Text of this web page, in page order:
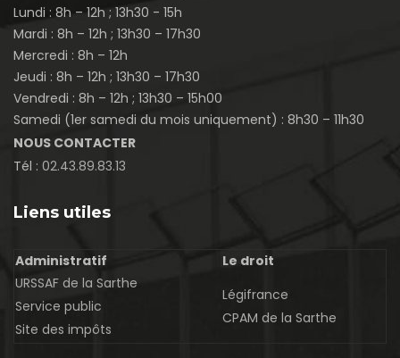
Lundi : 8h – 12h ; 13h30 - 15h
Mardi : 8h – 12h ; 13h30 – 17h30
Mercredi : 8h – 12h
Jeudi : 8h – 12h ; 13h30 – 17h30
Vendredi : 8h – 12h ; 13h30 – 15h00
Samedi (1er samedi du mois uniquement) : 8h30 – 11h30
NOUS CONTACTER
Tél : 02.43.89.83.13
Liens utiles
Administratif
Le droit
URSSAF de la Sarthe
Service public
Site des impôts
Légifrance
CPAM de la Sarthe